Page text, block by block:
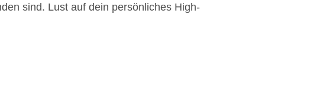
sind. Lust auf dein persönliches High-